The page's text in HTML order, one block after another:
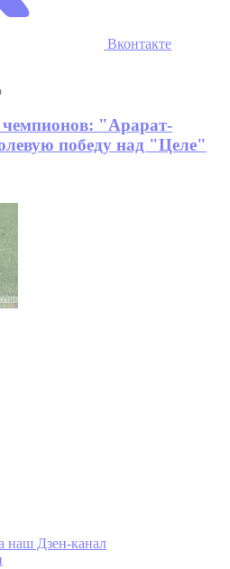
Вконтакте
"Арарат-
победу над "Целе"
наш Дзен-канал